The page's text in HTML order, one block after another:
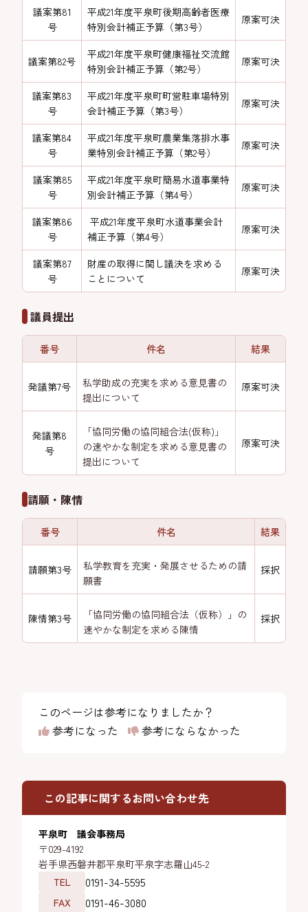
議案第81
号
平成21年度平泉町後期高齢者医療
特別会計補正予算（第3号）
原案可決
議案第82号
平成21年度平泉町健康福祉交流館
特別会計補正予算（第2号）
原案可決
議案第83
号
平成21年度平泉町町営駐車場特別
会計補正予算（第3号）
原案可決
議案第84
号
平成21年度平泉町農業集落排水事
業特別会計補正予算（第2号）
原案可決
議案第85
号
平成21年度平泉町簡易水道事業特
別会計補正予算（第4号）
原案可決
議案第86
号
平成21年度平泉町水道事業会計
補正予算（第4号）
原案可決
議案第87
号
財産の取得に関し議決を求める
ことについて
原案可決
議員提出
番号 件名 結果
発議第7号
私学助成の充実を求める意見書の
提出について
原案可決
発議第8
号
「協同労働の協同組合法(仮称)」
の速やかな制定を求める意見書の
提出について
原案可決
請願・陳情
番号 件名 結果
請願第3号
私学教育を充実・発展させるための請
願書
採択
陳情第3号
「協同労働の協同組合法（仮称）」の
速やかな制定を求める陳情
採択
このページは参考になりましたか？
参考になった
参考にならなかった
この記事に関するお問い合わせ先
平泉町 議会事務局
〒029-4192
岩手県西磐井郡平泉町平泉字志羅山45-2
TEL
0191-34-5595
FAX 0191-46-3080